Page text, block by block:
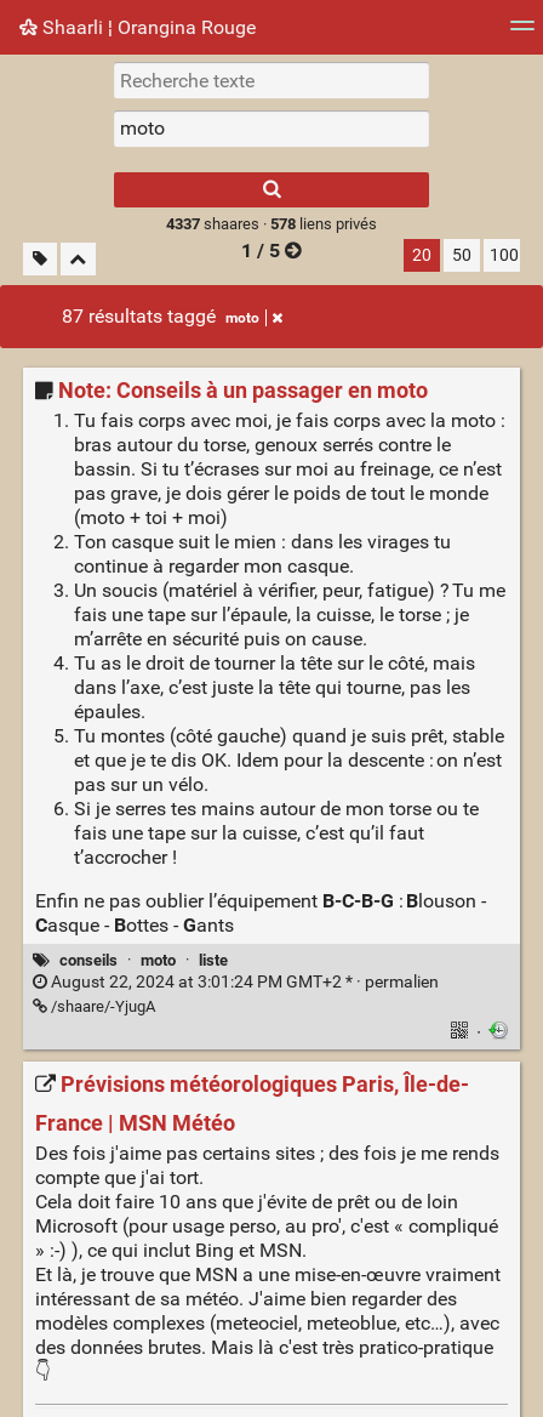
Shaarli ¦ Orangina Rouge
Nuage de tags Mur d'images
results.
4337shaares · 578liens privés
1 / 5 20 50 100
87 résultats taggé moto
Note: Conseils à un passager en moto
Tu fais corps avec moi, je fais corps avec la moto :
bras autour du torse, genoux serrés contre le
bassin. Si tu t’écrases sur moi au freinage, ce n’est
pas grave, je dois gérer le poids de tout le monde
(moto + toi + moi)
Ton casque suit le mien : dans les virages tu
continue à regarder mon casque.
Un soucis (matériel à vérifier, peur, fatigue) ? Tu me
fais une tape sur l’épaule, la cuisse, le torse ; je
m’arrête en sécurité puis on cause.
Tu as le droit de tourner la tête sur le côté, mais
dans l’axe, c’est juste la tête qui tourne, pas les
épaules.
Tu montes (côté gauche) quand je suis prêt, stable
et que je te dis OK. Idem pour la descente : on n’est
pas sur un vélo.
Si je serres tes mains autour de mon torse ou te
fais une tape sur la cuisse, c’est qu’il faut
t’accrocher !
Enfin ne pas oublier l’équipement B-C-B-G : Blouson -
Casque - Bottes - Gants
conseils · moto · liste
August 22, 2024 at 3:01:24 PM GMT+2 * · permalien
/shaare/-YjugA
·
Prévisions météorologiques Paris, Île-de-
France | MSN Météo
Des fois j'aime pas certains sites ; des fois je me rends
compte que j'ai tort.
Cela doit faire 10 ans que j'évite de prêt ou de loin
Microsoft (pour usage perso, au pro', c'est « compliqué
» :-) ), ce qui inclut Bing et MSN.
Et là, je trouve que MSN a une mise-en-œuvre vraiment
intéressant de sa météo. J'aime bien regarder des
modèles complexes (meteociel, meteoblue, etc…), avec
des données brutes. Mais là c'est très pratico-pratique
👇